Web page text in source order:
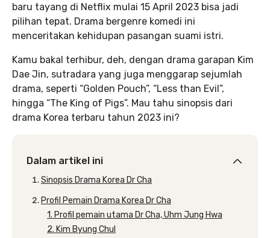
baru tayang di Netflix mulai 15 April 2023 bisa jadi
pilihan tepat. Drama bergenre komedi ini
menceritakan kehidupan pasangan suami istri.
Kamu bakal terhibur, deh, dengan drama garapan Kim
Dae Jin, sutradara yang juga menggarap sejumlah
drama, seperti “Golden Pouch”, “Less than Evil”,
hingga “The King of Pigs”. Mau tahu sinopsis dari
drama Korea terbaru tahun 2023 ini?
Dalam artikel ini
Sinopsis Drama Korea Dr Cha
Profil Pemain Drama Korea Dr Cha
1. Profil pemain utama Dr Cha, Uhm Jung Hwa
2. Kim Byung Chul